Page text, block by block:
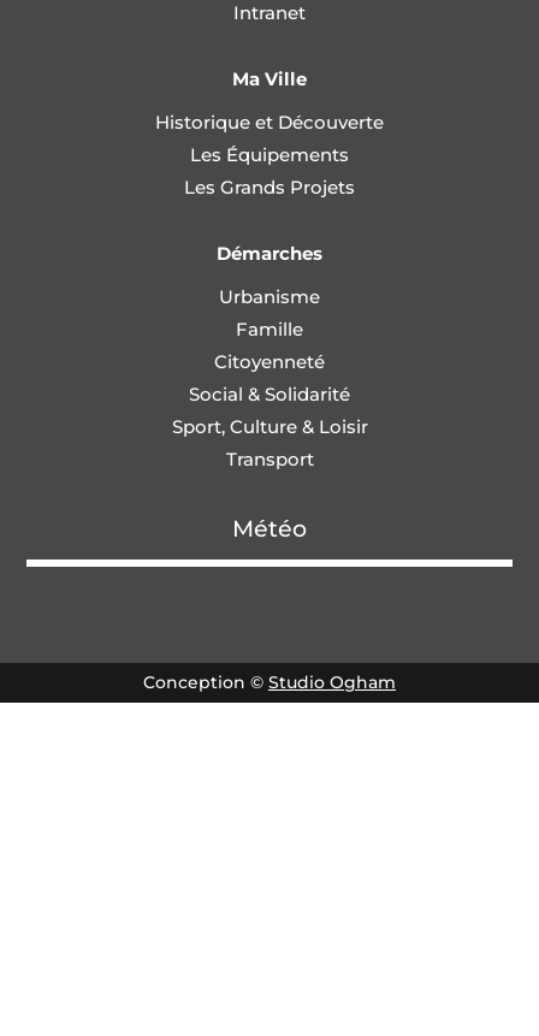
Intranet
Ma Ville
Historique et Découverte
Les Équipements
Les Grands Projets
Démarches
Urbanisme
Famille
Citoyenneté
Social & Solidarité
Sport, Culture & Loisir
Transport
Météo
Conception © Studio Ogham